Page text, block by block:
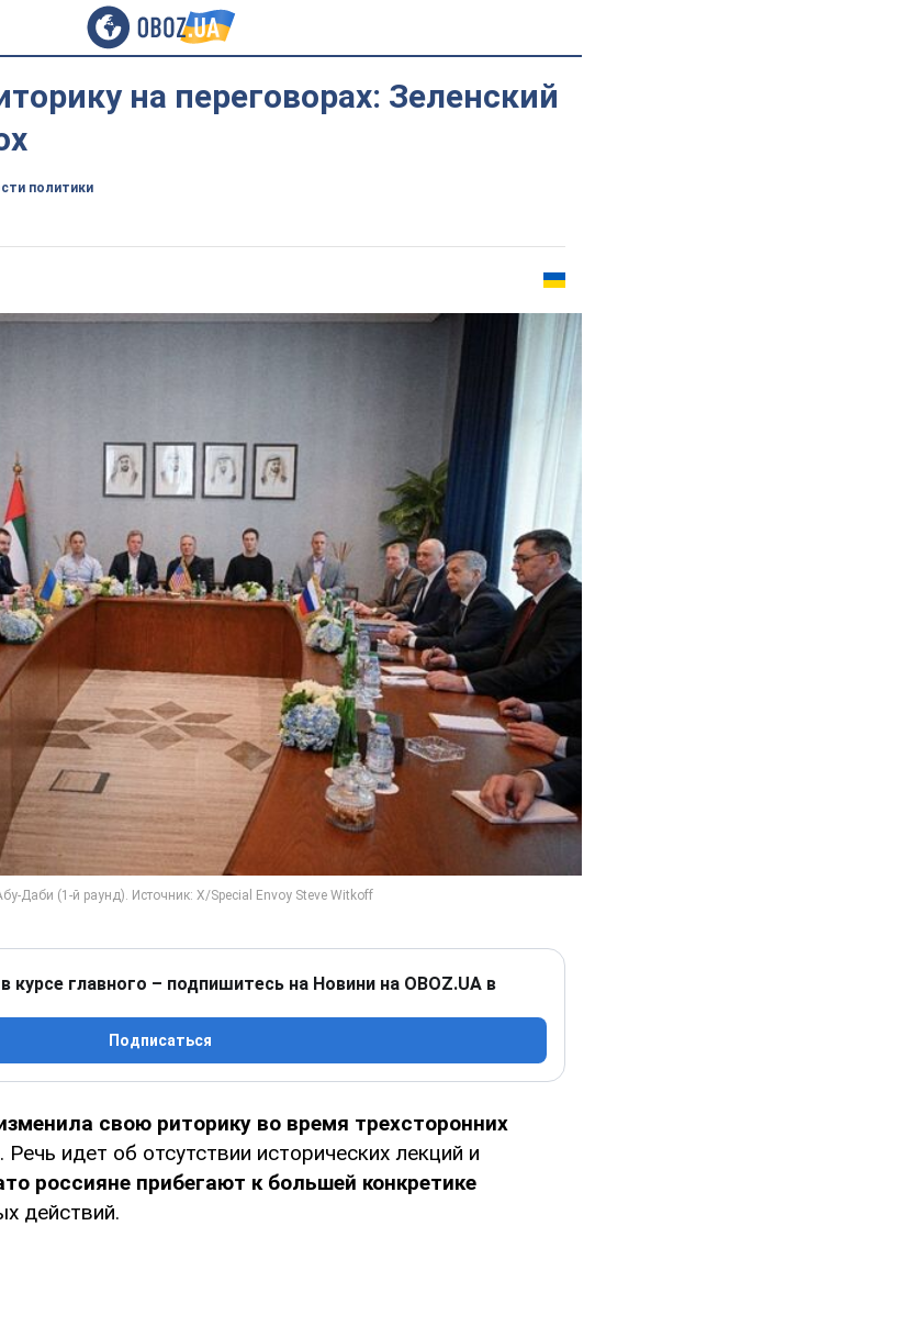
на переговорах: Зеленский
политики
курсе главного – подпишитесь на Новини на OBOZ.UA в
Подписаться
свою риторику во время трехсторонних
идет об отсутствии исторических лекций и
россияне прибегают к большей конкретике
действий.